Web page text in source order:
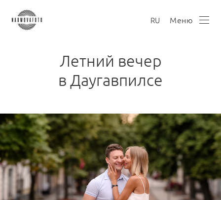
RU Меню
Летний вечер
в Даугавпилсе